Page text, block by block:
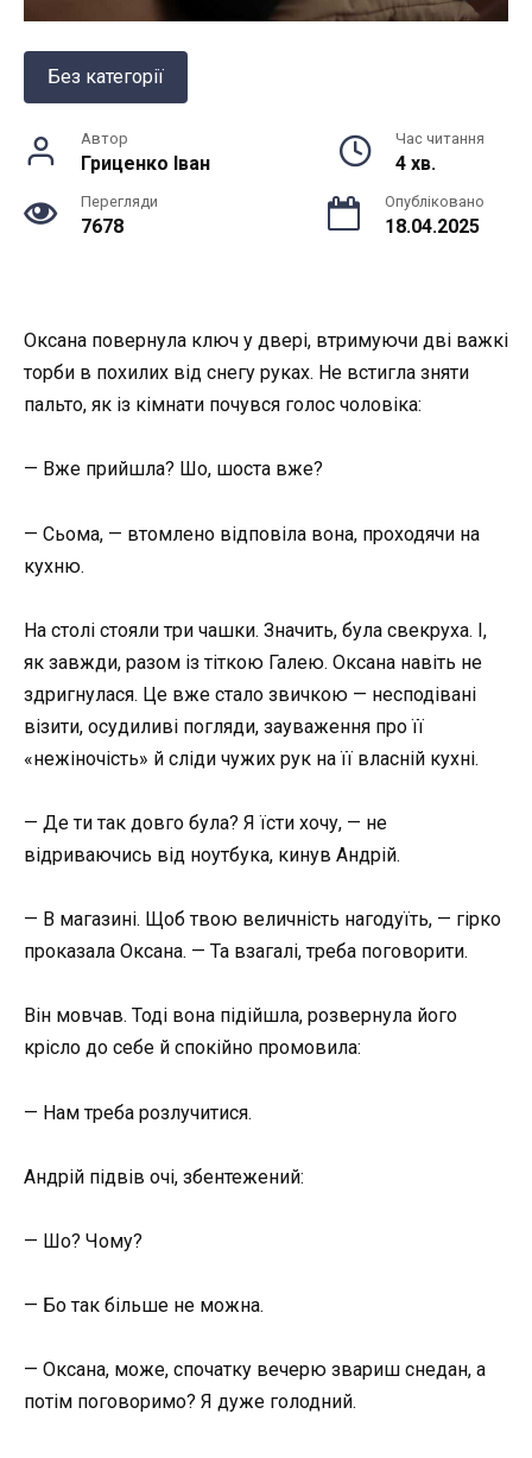
Без категорії
Автор
Гриценко Іван
Час читання
4 хв.
Перегляди
7678
Опубліковано
18.04.2025
Оксана повернула ключ у двері, втримуючи дві важкі
торби в похилих від снегу руках. Не встигла зняти
пальто, як із кімнати почувся голос чоловіка:
— Вже прийшла? Шо, шоста вже?
— Сьома, — втомлено відповіла вона, проходячи на
кухню.
На столі стояли три чашки. Значить, була свекруха. І,
як завжди, разом із тіткою Галею. Оксана навіть не
здригнулася. Це вже стало звичкою — несподівані
візити, осудиливі погляди, зауваження про її
«нежіночість» й сліди чужих рук на її власній кухні.
— Де ти так довго була? Я їсти хочу, — не
відриваючись від ноутбука, кинув Андрій.
— В магазині. Щоб твою величність нагодуїть, — гірко
проказала Оксана. — Та взагалі, треба поговорити.
Він мовчав. Тоді вона підійшла, розвернула його
крісло до себе й спокійно промовила:
— Нам треба розлучитися.
Андрій підвів очі, збентежений:
— Шо? Чому?
— Бо так більше не можна.
— Оксана, може, спочатку вечерю звариш снедан, а
потім поговоримо? Я дуже голодний.